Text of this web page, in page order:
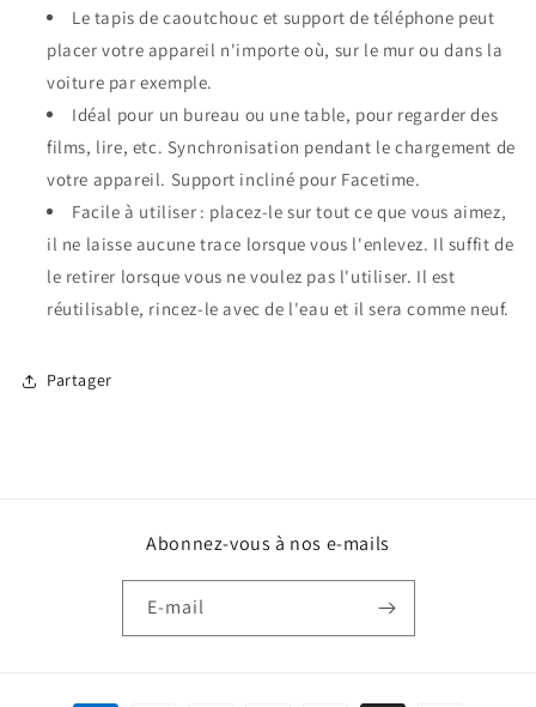
Le tapis de caoutchouc et support de téléphone peut
placer votre appareil n'importe où, sur le mur ou dans la
voiture par exemple.
Idéal pour un bureau ou une table, pour regarder des
films, lire, etc. Synchronisation pendant le chargement de
votre appareil. Support incliné pour Facetime.
Facile à utiliser : placez-le sur tout ce que vous aimez,
il ne laisse aucune trace lorsque vous l'enlevez. Il suffit de
le retirer lorsque vous ne voulez pas l'utiliser. Il est
réutilisable, rincez-le avec de l'eau et il sera comme neuf.
Partager
Abonnez-vous à nos e-mails
E-mail